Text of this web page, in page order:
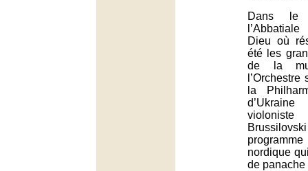
Dans le
Dieu où
été les
de la
la
nordique
de panache